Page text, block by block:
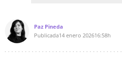
Paz Pineda
Publicada14 enero 202616:58h